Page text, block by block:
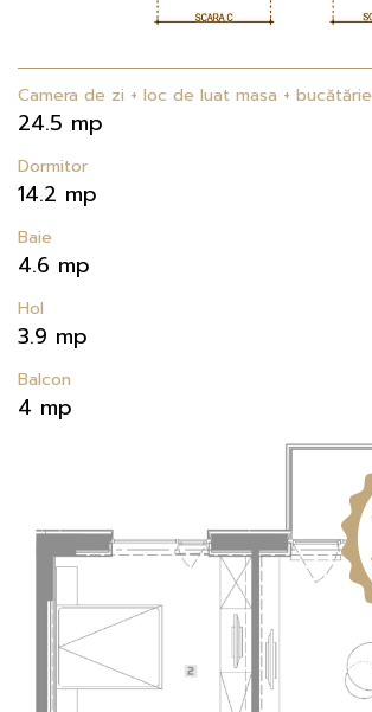
Camera de zi + loc de luat masa + bucătărie
24.5 mp
Dormitor
14.2 mp
Baie
4.6 mp
Hol
3.9 mp
Balcon
4 mp